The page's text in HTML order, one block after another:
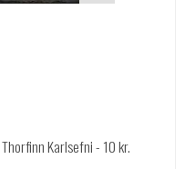
Thorfinn Karlsefni - 10 kr.